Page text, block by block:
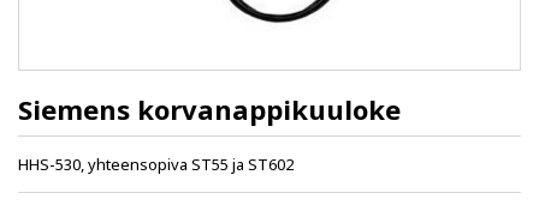
Siemens korvanappikuuloke
HHS-530, yhteensopiva ST55 ja ST602